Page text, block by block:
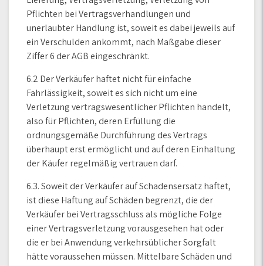
Pflichten bei Vertragsverhandlungen und
unerlaubter Handlung ist, soweit es dabei jeweils auf
ein Verschulden ankommt, nach Maßgabe dieser
Ziffer 6 der AGB eingeschränkt.
6.2 Der Verkäufer haftet nicht für einfache
Fahrlässigkeit, soweit es sich nicht um eine
Verletzung vertragswesentlicher Pflichten handelt,
also für Pflichten, deren Erfüllung die
ordnungsgemäße Durchführung des Vertrags
überhaupt erst ermöglicht und auf deren Einhaltung
der Käufer regelmäßig vertrauen darf.
6.3. Soweit der Verkäufer auf Schadensersatz haftet,
ist diese Haftung auf Schäden begrenzt, die der
Verkäufer bei Vertragsschluss als mögliche Folge
einer Vertragsverletzung vorausgesehen hat oder
die er bei Anwendung verkehrsüblicher Sorgfalt
hätte voraussehen müssen. Mittelbare Schäden und